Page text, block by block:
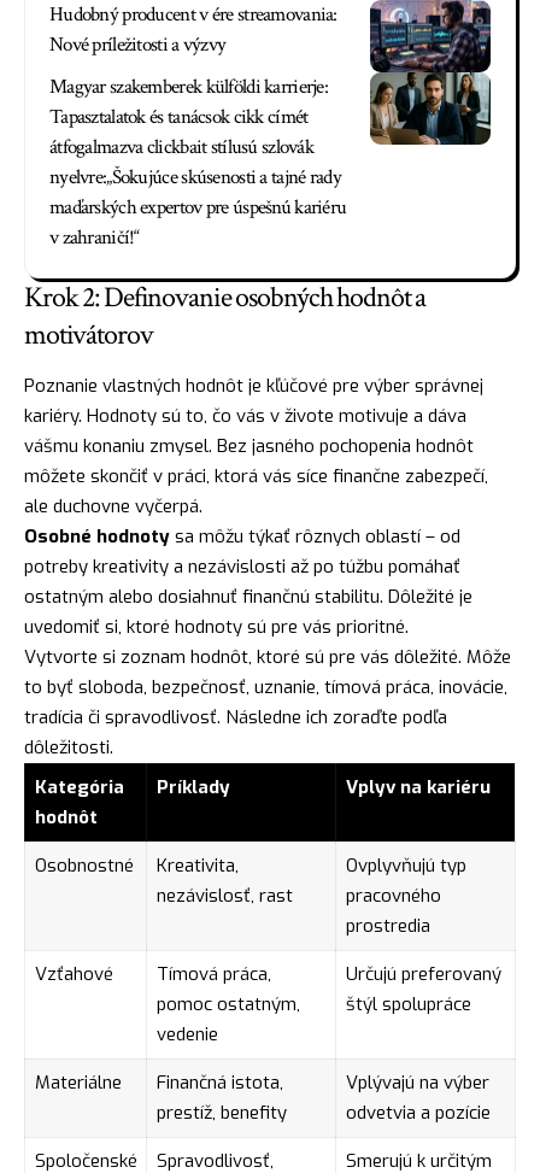
Hudobný producent v ére streamovania:
Nové príležitosti a výzvy
Magyar szakemberek külföldi karrierje:
Tapasztalatok és tanácsok cikk címét
átfogalmazva clickbait stílusú szlovák
nyelvre:„Šokujúce skúsenosti a tajné rady
maďarských expertov pre úspešnú kariéru
v zahraničí!“
Krok 2: Definovanie osobných hodnôt a
motivátorov
Poznanie vlastných hodnôt je kľúčové pre výber správnej
kariéry. Hodnoty sú to, čo vás v živote motivuje a dáva
vášmu konaniu zmysel. Bez jasného pochopenia hodnôt
môžete skončiť v práci, ktorá vás síce finančne zabezpečí,
ale duchovne vyčerpá.
Osobné hodnoty sa môžu týkať rôznych oblastí – od
potreby kreativity a nezávislosti až po túžbu pomáhať
ostatným alebo dosiahnuť finančnú stabilitu. Dôležité je
uvedomiť si, ktoré hodnoty sú pre vás prioritné.
Vytvorte si zoznam hodnôt, ktoré sú pre vás dôležité. Môže
to byť sloboda, bezpečnosť, uznanie, tímová práca, inovácie,
tradícia či spravodlivosť. Následne ich zoraďte podľa
dôležitosti.
Kategória
hodnôt
Príklady Vplyv na kariéru
Osobnostné
Kreativita,
nezávislosť, rast
Ovplyvňujú typ
pracovného
prostredia
Vzťahové
Tímová práca,
pomoc ostatným,
vedenie
Určujú preferovaný
štýl spolupráce
Materiálne
Finančná istota,
prestíž, benefity
Vplývajú na výber
odvetvia a pozície
Spoločenské
Spravodlivosť, Smerujú k určitým